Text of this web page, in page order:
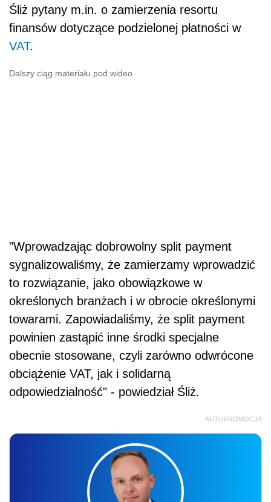
Śliż pytany m.in. o zamierzenia resortu
finansów dotyczące podzielonej płatności w
VAT.
Dalszy ciąg materiału pod wideo
"Wprowadzając dobrowolny split payment
sygnalizowaliśmy, że zamierzamy wprowadzić
to rozwiązanie, jako obowiązkowe w
określonych branżach i w obrocie określonymi
towarami. Zapowiadaliśmy, że split payment
powinien zastąpić inne środki specjalne
obecnie stosowane, czyli zarówno odwrócone
obciążenie VAT, jak i solidarną
odpowiedzialność" - powiedział Śliż.
AUTOPROMOCJA